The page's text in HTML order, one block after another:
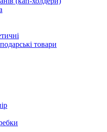
товари